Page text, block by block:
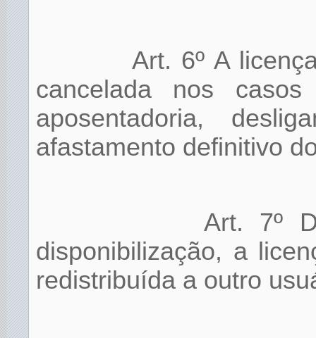
Art. 6º A
cancelada nos casos
aposentadoria,
afastamento definitivo
Art. 7º
disponibilização, a
redistribuída a outro